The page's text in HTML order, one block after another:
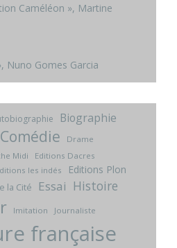
Caméléon », Martine
Nuno Gomes Garcia
Biographie
Comédie
Drame
Midi
Editions Dacres
les indés Editions Plon
la Cité Essai Histoire
Imitation Journaliste
française